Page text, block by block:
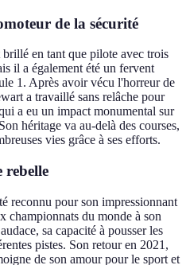
de la sécurité
brillé en tant que pilote avec trois
il a également été un fervent
1. Après avoir vécu l'horreur de
a travaillé sans relâche pour
a eu un impact monumental sur
héritage va au-delà des courses,
vies grâce à ses efforts.
rebelle
reconnu pour son impressionnant
championnats du monde à son
sa capacité à pousser les
pistes. Son retour en 2021,
de son amour pour le sport et